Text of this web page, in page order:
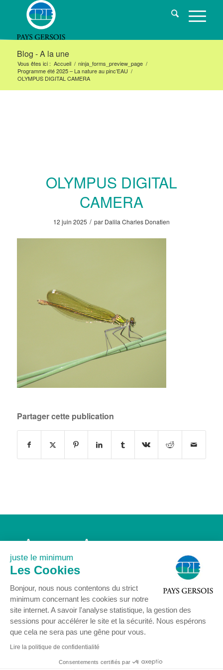
Blog - A la une
Vous êtes ici : Accueil / ninja_forms_preview_page /
Programme été 2025 – La nature au pinc’EAU /
OLYMPUS DIGITAL CAMERA
OLYMPUS DIGITAL
CAMERA
12 juin 2025 / par Dalila Charles Donatien
Partager cette publication
Accueil Association
Agenda
Nous rejoindre
Mentions légales
© COPYRIGHT 2024 - Centre Permanent d’Initiatives pour l’Environnement
Pays Gersois
-Création : SID-Networks/ Tous droits réservés CPIE PAYS
juste le minimum
Les Cookies
Bonjour, nous nous contentons du strict
minimum concernant les cookies sur notre
site internet. A savoir l'analyse statistique, la gestion des
sessions pour accélérer le site et la sécurité. Nous espérons
que cela ne sera pas une gêne pour vous.
Lire la politique de confidentialité
Consentements certifiés par